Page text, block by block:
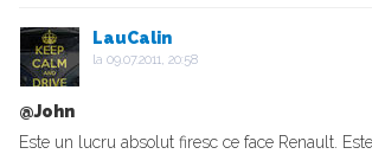
LauCalin
la 09.07.2011, 20:58
@John
Este un lucru absolut firesc ce face Renault.